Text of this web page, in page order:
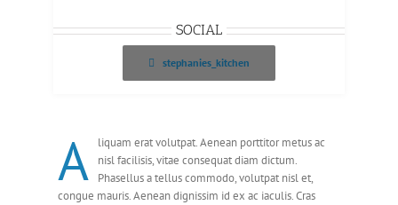
SOCIAL
stephanies_kitchen
A
liquam erat volutpat. Aenean porttitor metus ac
nisl facilisis, vitae consequat diam dictum.
Phasellus a tellus commodo, volutpat nisl et,
congue mauris. Aenean dignissim id ex ac iaculis. Cras